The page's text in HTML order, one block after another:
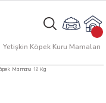
Yetişkin Köpek Kuru Mamaları